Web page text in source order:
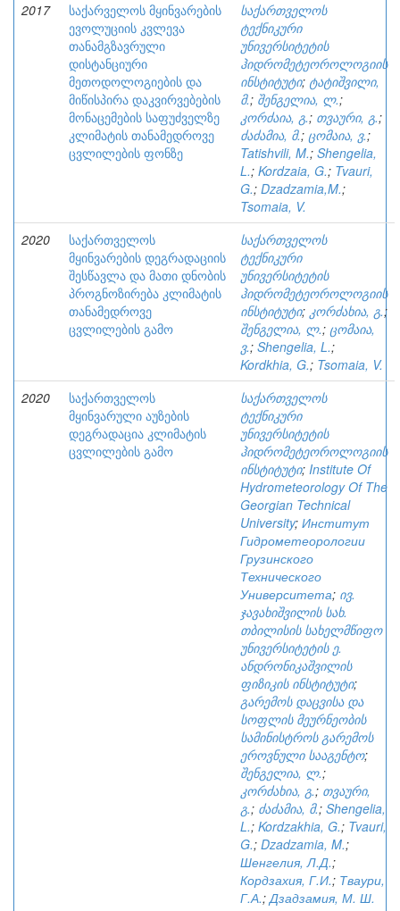
2017
საქარველოს მყინვარების
ევოლუციის კვლევა
თანამგზავრული
დისტანციური
მეთოდოლოგიების და
მიწისპირა დაკვირვებების
მონაცემების საფუძველზე
კლიმატის თანამედროვე
ცვლილების ფონზე
საქართველოს
ტექნიკური
უნივერსიტეტის
ჰიდრომეტეოროლოგიის
ინსტიტუტი; ტატიშვილი,
მ.; შენგელია, ლ.;
კორძაია, გ.; თვაური, გ.;
ძაძამია, მ.; ცომაია, ვ.;
Tatishvili, M.; Shengelia,
L.; Kordzaia, G.; Tvauri,
G.; Dzadzamia,M.;
Tsomaia, V.
2020
საქართველოს
მყინვარების დეგრადაციის
შესწავლა და მათი დნობის
პროგნოზირება კლიმატის
თანამედროვე
ცვლილების გამო
საქართველოს
ტექნიკური
უნივერსიტეტის
ჰიდრომეტეოროლოგიის
ინსტიტუტი; კორძახია, გ.;
შენგელია, ლ.; ცომაია,
ვ.; Shengelia, L.;
Kordkhia, G.; Tsomaia, V.
2020
საქართველოს
მყინვარული აუზების
დეგრადაცია კლიმატის
ცვლილების გამო
საქართველოს
ტექნიკური
უნივერსიტეტის
ჰიდრომეტეოროლოგიის
ინსტიტუტი; Institute Of
Hydrometeorology Of The
Georgian Technical
University; Институт
Гидрометеорологии
Грузинского
Технического
Университета; ივ.
ჯავახიშვილის სახ.
თბილისის სახელმწიფო
უნივერსიტეტის ე.
ანდრონიკაშვილის
ფიზიკის ინსტიტუტი;
გარემოს დაცვისა და
სოფლის მეურნეობის
სამინისტროს გარემოს
ეროვნული სააგენტო;
შენგელია, ლ.;
კორძახია, გ.; თვაური,
გ.; ძაძამია, მ.; Shengelia,
L.; Kordzakhia, G.; Tvauri,
G.; Dzadzamia, M.;
Шенгелия, Л.Д.;
Кордзахия, Г.И.; Тваури,
Г.А.;Дзадзамия, М. Ш.